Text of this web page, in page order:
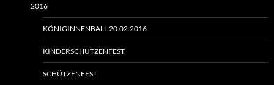
2016
KÖNIGINNENBALL 20.02.2016
KINDERSCHÜTZENFEST
SCHÜTZENFEST